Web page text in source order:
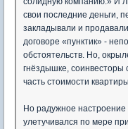
свои последние деньги,
закладывали и
договоре «пунктик» -
обстоятельств. Но,
гнёздышке, соинвесторы
часть стоимости
Но радужное настроение
улетучивался по мере